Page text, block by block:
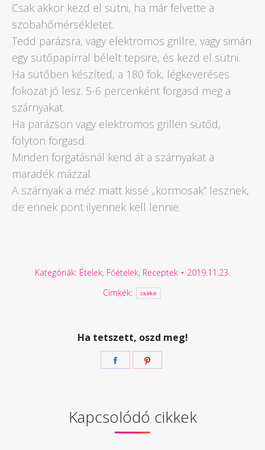
Csak akkor kezd el sütni, ha már felvette a
szobahőmérsékletet.
Tedd parázsra, vagy elektromos grillre, vagy simán
egy sütőpapírral bélelt tepsire, és kezd el sütni.
Ha sütőben készíted, a 180 fok, légkeveréses
fokozat jó lesz. 5-6 percenként forgasd meg a
szárnyakat.
Ha parázson vagy elektromos grillen sütőd,
folyton forgasd.
Minden forgatásnál kend át a szárnyakat a
maradék mázzal.
A szárnyak a méz miatt kissé „kormosak” lesznek,
de ennek pont ilyennek kell lennie.
Kategóriák: Ételek, Főételek, Receptek
2019.11.23.
Címkék:
csirke
Ha tetszett, oszd meg!
Megosztás
Kapcsolódó cikkek